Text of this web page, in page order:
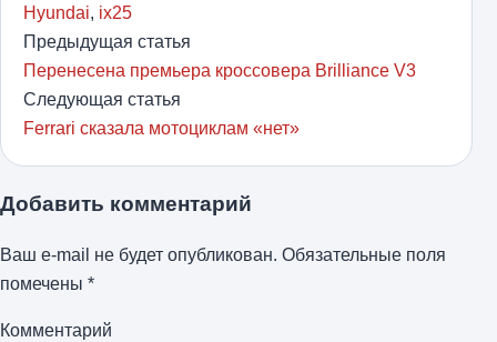
Hyundai, ix25
Предыдущая статья
Перенесена премьера кроссовера Brilliance V3
Следующая статья
Ferrari сказала мотоциклам «нет»
Добавить комментарий
Ваш e-mail не будет опубликован. Обязательные поля
помечены *
Комментарий